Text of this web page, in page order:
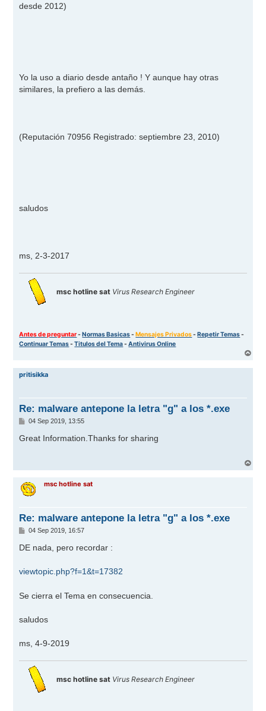
desde 2012)
Yo la uso a diario desde antaño ! Y aunque hay otras
similares, la prefiero a las demás.
(Reputación 70956 Registrado: septiembre 23, 2010)
saludos
ms, 2-3-2017
msc hotline sat Virus Research Engineer
Antes de preguntar-Normas Basicas-Mensajes Privados-Repetir Temas-
Continuar Temas-Titulos del Tema-Antivirus Online
r
pritisikka
Re: malware antepone la letra "g" a los *.exe
M
n
s
04 Sep 2019, 13:55
Great Information.Thanks for sharing
r
msc hotline sat
Re: malware antepone la letra "g" a los *.exe
M
n
e
04 Sep 2019, 16:57
DE nada, pero recordar :
viewtopic.php?f=1&t=17382
Se cierra el Tema en consecuencia.
saludos
ms, 4-9-2019
msc hotline sat Virus Research Engineer